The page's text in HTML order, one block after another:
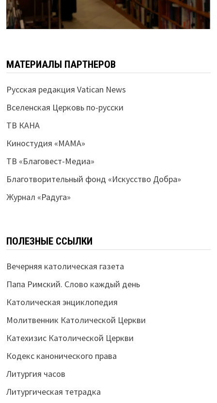
МАТЕРИАЛЫ ПАРТНЕРОВ
Русская редакция Vatican News
Вселенская Церковь по-русски
ТВ КАНА
Киностудия «МАМА»
ТВ «Благовест-Медиа»
Благотворительный фонд «Искусство Добра»
Журнал «Радуга»
ПОЛЕЗНЫЕ ССЫЛКИ
Вечерняя католическая газета
Папа Римский. Слово каждый день
Католическая энциклопедия
Молитвенник Католической Церкви
Катехизис Католической Церкви
Кодекс канонического права
Литургия часов
Литургическая тетрадка